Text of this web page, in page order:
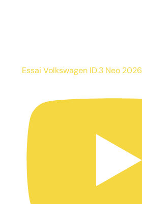
Essai Volkswagen ID.3 Neo 2026